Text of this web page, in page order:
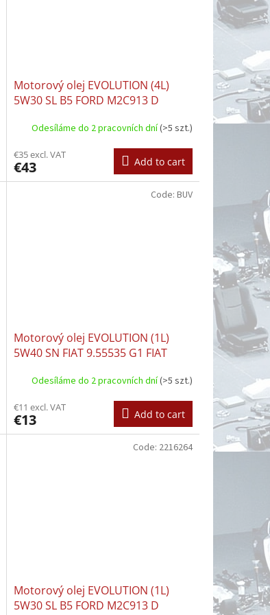
Motorový olej EVOLUTION (4L)
5W30 SL B5 FORD M2C913 D
03.5003 RENAULT RN 0700
Odesíláme do 2 pracovních dní(>5 szt.)
€35 excl. VAT
€43 Add to cart
Motorový olej EVOLUTION (1L)
5W40 SN FIAT 9.55535 G1 FIAT
229.5 PORSCHE A40 PSA B71 2296
RENAULT RN 0700 RENAULT RN
0710 VW 502.00 VW 505.00
Odesíláme do 2 pracovních dní(>5 szt.)
€11 excl. VAT
€13 Add to cart
Code: BUV
Motorový olej EVOLUTION (1L)
5W30 SL B5 FORD M2C913 D
Code: 2216264